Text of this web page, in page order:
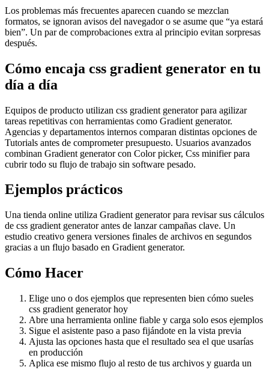
Los problemas más frecuentes aparecen cuando se mezclan
formatos, se ignoran avisos del navegador o se asume que “ya estará
bien”. Un par de comprobaciones extra al principio evitan sorpresas
después.
Cómo encaja css gradient generator en tu
día a día
Equipos de producto utilizan css gradient generator para agilizar
tareas repetitivas con herramientas como Gradient generator.
Agencias y departamentos internos comparan distintas opciones de
Tutorials antes de comprometer presupuesto. Usuarios avanzados
combinan Gradient generator con Color picker, Css minifier para
cubrir todo su flujo de trabajo sin software pesado.
Ejemplos prácticos
Una tienda online utiliza Gradient generator para revisar sus cálculos
de css gradient generator antes de lanzar campañas clave. Un
estudio creativo genera versiones finales de archivos en segundos
gracias a un flujo basado en Gradient generator.
Cómo Hacer
Elige uno o dos ejemplos que representen bien cómo sueles
css gradient generator hoy
Abre una herramienta online fiable y carga solo esos ejemplos
Sigue el asistente paso a paso fijándote en la vista previa
Ajusta las opciones hasta que el resultado sea el que usarías
en producción
Aplica ese mismo flujo al resto de tus archivos y guarda un